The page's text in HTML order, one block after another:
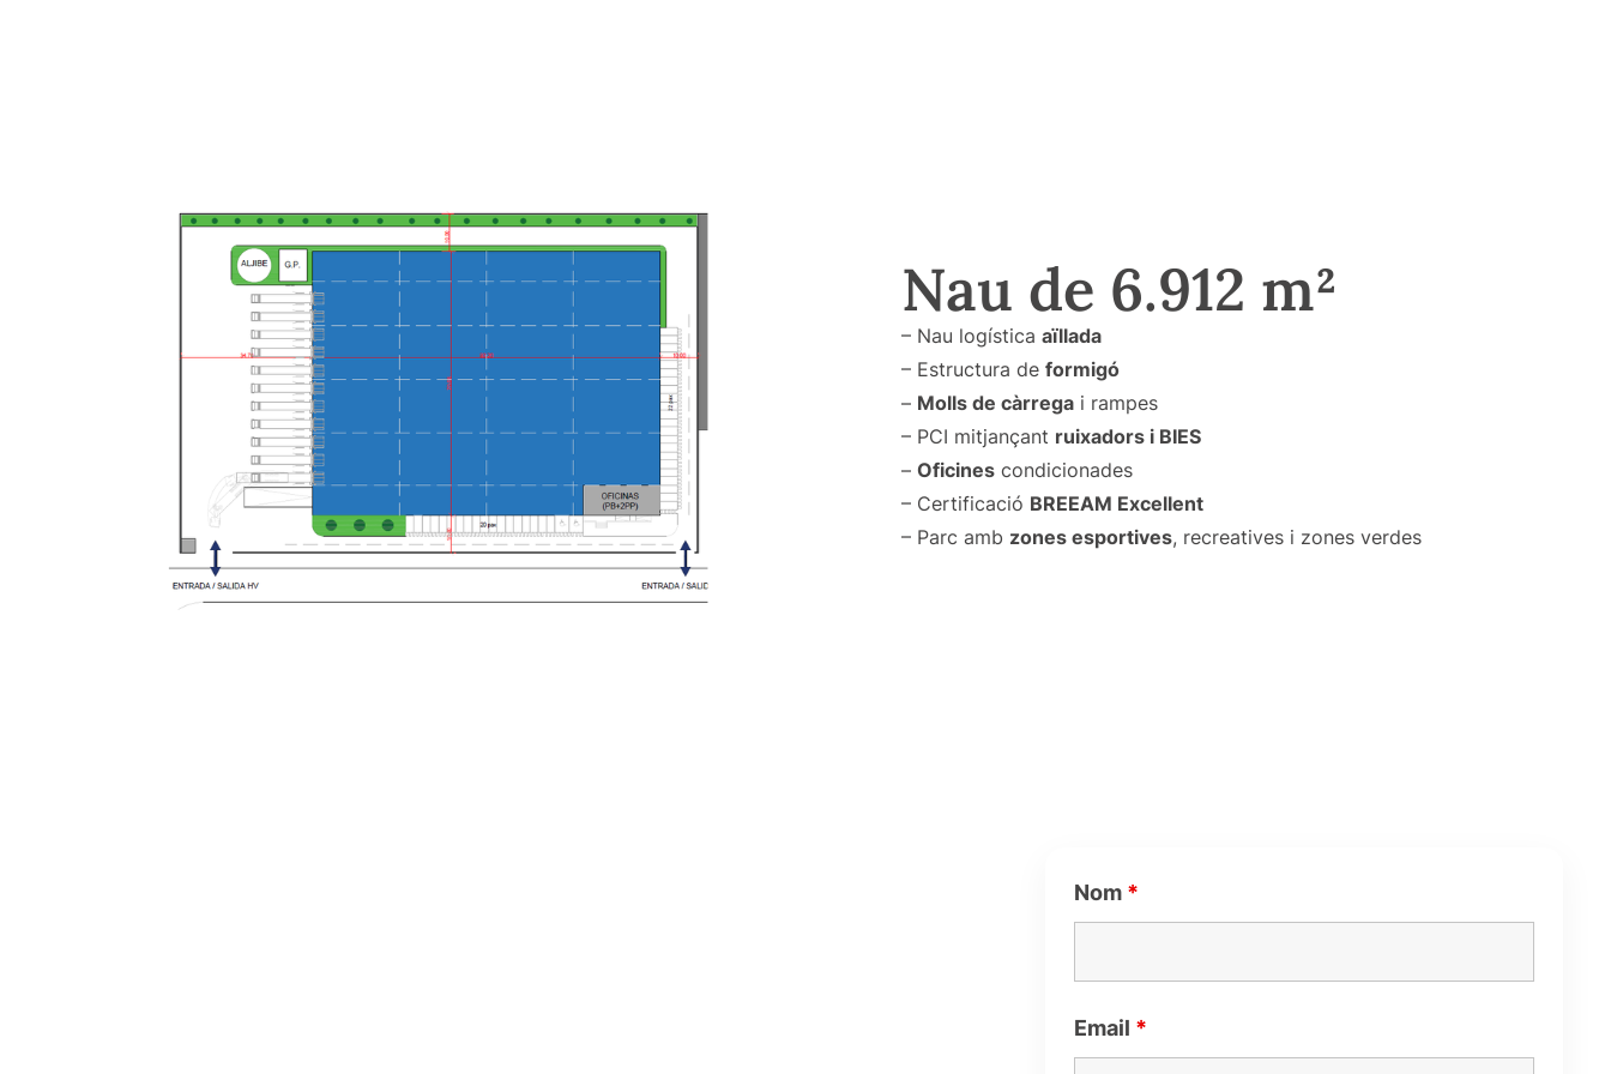
Nau de 6.912 m²
– Nau logística aïllada
– Estructura de formigó
– Molls de càrrega i rampes
– PCI mitjançant ruixadors i BIES
– Oficines condicionades
– Certificació BREEAM Excellent
– Parc amb zones esportives, recreatives i zones verdes
Nom *
Email *